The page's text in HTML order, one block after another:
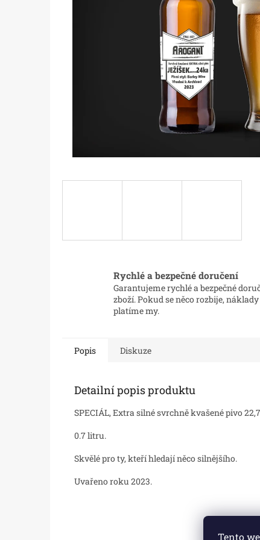
Tento
Rychlé a bezpečné doručení
Garantujeme rychlé a bezpečné
zboží. Pokud se něco rozbije, náklady
platíme my.
Popis Diskuze
Detailní popis produktu
SPECIÁL, Extra silné svrchně kvašené pivo
0.7 litru.
Skvělé pro ty, kteří hledají něco silnějšího.
Uvařeno roku 2023.